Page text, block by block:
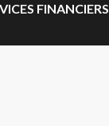
FINANCIERS